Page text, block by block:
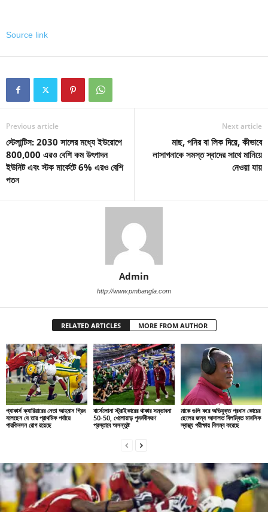
Source link
Previous article
স্টেলান্টিস: 2030 সালের মধ্যে ইউরোপে
800,000 এরও বেশি কম উৎপাদন
ইউনিট এবং স্টক মার্কেটে 6% এরও বেশি
পতন
Next article
মাছ, পনির বা লিক দিয়ে, কীভাবে
লাসাগনাকে সমস্ত স্বাদের সাথে মানিয়ে
নেওয়া যায়
Admin
http://www.pmbangla.com
RELATED ARTICLES MORE FROM AUTHOR
প্যাকার্স ক্যারিয়ারের নেতা আহমান গ্রিন
বলেছেন যে তার প্রাথমিক পর্যায়ে
পারকিনসন রোগ রয়েছে
বার্সেলোনা স্ট্রাইকারের থাকার সম্ভাবনা
50-50, খেলোয়াড় পুনর্নবীকরণ
প্রস্তাবে অসন্তুষ্ট
মাকে গুলি করে অভিযুক্ত প্রধান কোচের
ছেলের জন্য আদালত বিলম্বিত মানসিক
স্বাস্থ্য পরীক্ষায় বিলম্ব করেছে